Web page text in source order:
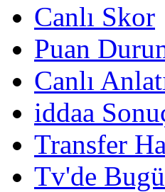
Canlı Skor
Puan
Canlı
iddaa
Transfer
Tv'de